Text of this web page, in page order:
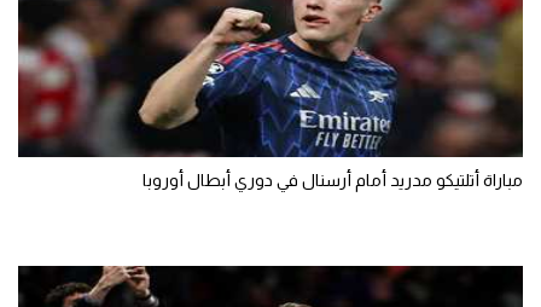
مباراة أتلتيكو مدريد أمام أرسنال في دوري أبطال أوروبا